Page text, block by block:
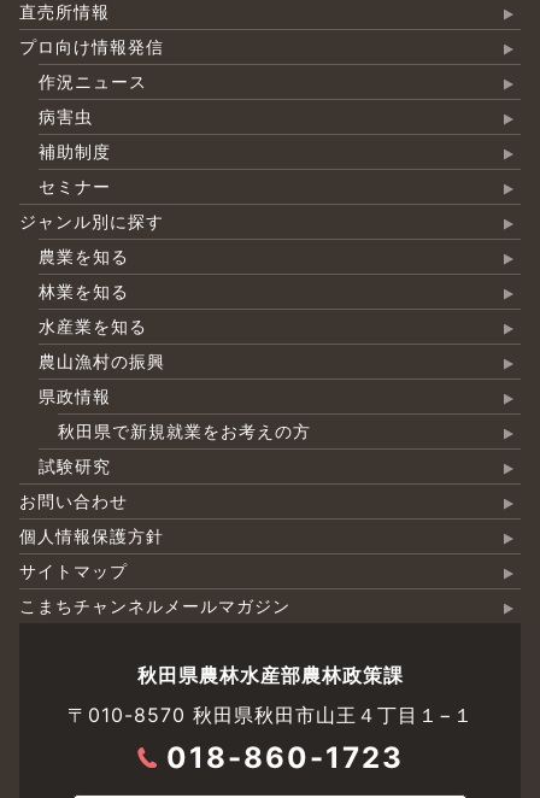
直売所情報
プロ向け情報発信
作況ニュース
病害虫
補助制度
セミナー
ジャンル別に探す
農業を知る
林業を知る
水産業を知る
農山漁村の振興
県政情報
秋田県で新規就業をお考えの方
試験研究
お問い合わせ
個人情報保護方針
サイトマップ
こまちチャンネルメールマガジン
秋田県農林水産部農林政策課
〒010-8570 秋田県秋田市山王４丁目１−１
018-860-1723